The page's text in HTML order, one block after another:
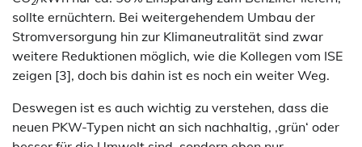
sollte ernüchtern. Bei weitergehendem Umbau der
Stromversorgung hin zur Klimaneutralität sind zwar
weitere Reduktionen möglich, wie die Kollegen vom ISE
zeigen [3], doch bis dahin ist es noch ein weiter Weg.
Deswegen ist es auch wichtig zu verstehen, dass die
neuen PKW-Typen nicht an sich nachhaltig, ‚grün‘ oder